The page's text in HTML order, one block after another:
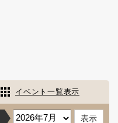
イベント一覧表示